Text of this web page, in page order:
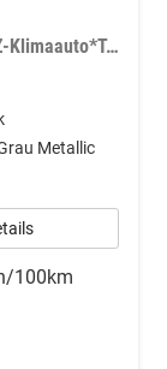
Essence 60 Android Auto*19"*Kamera*2Z-Klimaauto*Totwinkel*LED*Tempomat
Metallic
100km